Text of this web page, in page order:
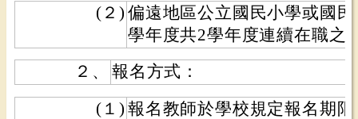
(２) 偏遠地區公立國民小學或國
學年度共2學年度連續在職之
２、
報名方式：
(１) 報名教師於學校規定報名期